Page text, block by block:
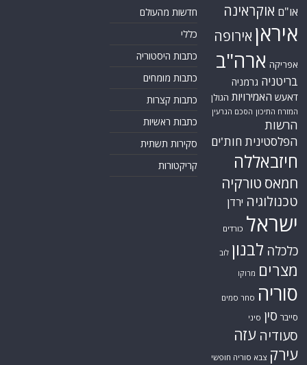
או"ם אוקראינה
איראן אירופה
אפריקה ארה"ב
בריטניה גרמניה
דאעש האמירויות הגולן
המזרח התיכון הסכם הגרעין
הרשות
הפלסטינית חות'ים
חיזבאללה
חמאס טורקיה
טכנולוגיה ירדן
ישראל כורדים
כלכלה לבנון לוב
מצרים מרוקו
סוריה סחר סמים
סייבר סין סיני
סעודיה עזה
עירק צבא סוריה חופשי
חדשות מהעולם
כללי
כתבות היסטוריה
כתבות מומחים
כתבות קצרות
כתבות ראשיות
סקירות תשתית
קריקטורות